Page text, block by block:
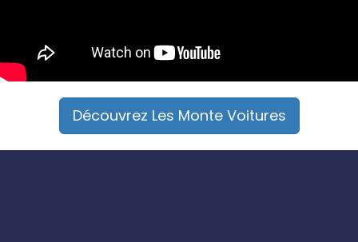
Découvrez Les Monte Voitures